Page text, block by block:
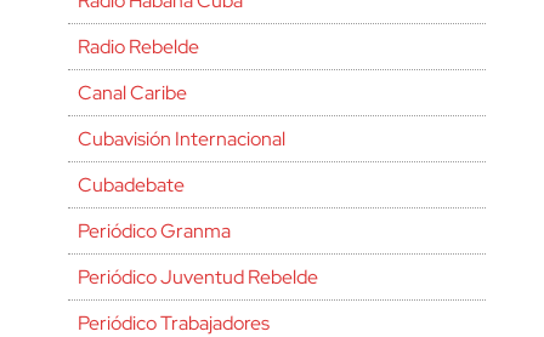
Radio Rebelde
Canal Caribe
Cubavisión Internacional
Cubadebate
Periódico Granma
Periódico Juventud Rebelde
Periódico Trabajadores